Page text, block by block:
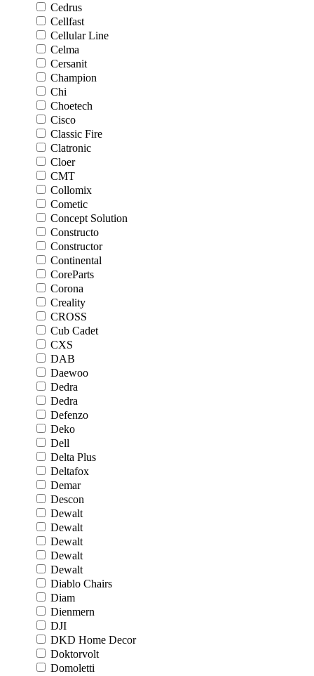
Cedrus
Cellfast
Cellular Line
Celma
Cersanit
Champion
Chi
Choetech
Cisco
Classic Fire
Clatronic
Cloer
CMT
Collomix
Cometic
Concept Solution
Constructo
Constructor
Continental
CoreParts
Corona
Creality
CROSS
Cub Cadet
CXS
DAB
Daewoo
Dedra
Dedra
Defenzo
Deko
Dell
Delta Plus
Deltafox
Demar
Descon
Dewalt
Dewalt
Dewalt
Dewalt
Dewalt
Diablo Chairs
Diam
Dienmern
DJI
DKD Home Decor
Doktorvolt
Domoletti